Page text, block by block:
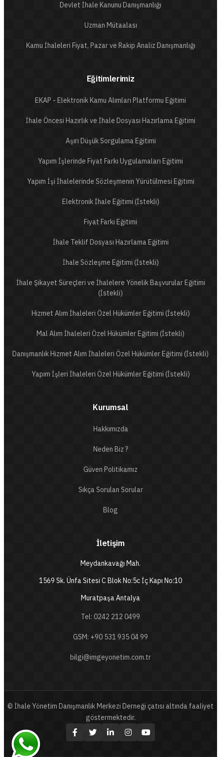
Devlet İhale Kanunu Danışmanlığı
Uzman Mütaalası
Kamu İhaleleri Fiyat, Pazar ve Rakip Analiz Danışmanlığı
Eğitimlerimiz
EKAP - Elektronik Kamu Alımları Platformu Eğitimi
İhale Öncesi Hazırlık ve İhale Dosyası Hazırlama Eğitimi
Aşırı Düşük Sorgulama Eğitimi
Yapım İşlerinde Fiyat Farkı Uygulamaları Eğitimi
Yapım İşi İhalelerinde Sözleşmenin Yürütülmesi Eğitimi
Elektronik İhale Eğitimi (İstekli)
Fiyat Farkı Eğitimi
İhale Teklif Dosyası Hazırlama Eğitimi
İhale Sözleşme Eğitimi (İstekli)
İhale Şikayet Süreçleri ve İhalelere Yönelik Başvurular Eğitimi
(İstekli)
Hizmet Alım İhaleleri Özel Hükümler Eğitimi (İstekli)
Mal Alım İhaleleri Özel Hükümler Eğitimi (İstekli)
Danışmanlık Hizmet Alım İhaleleri Özel Hükümler Eğitimi (İstekli)
Yapım İşleri İhaleleri Özel Hükümler Eğitimi (İstekli)
Kurumsal
Hakkımızda
Neden Biz ?
Güven Politikamız
Sıkça Sorulan Sorular
Blog
İletişim
Meydankavağı Mah.
1569 Sk. Ünfa Sitesi C Blok No:5c İç Kapı No:10
Muratpaşa Antalya
Tel: 0242 212 0499
GSM: +90 531 935 04 99
bilgi@imgeyonetim.com.tr
© İhale Yönetim Danışmanlık Merkezi Derneği çatısı altında faaliyet
göstermektedir.